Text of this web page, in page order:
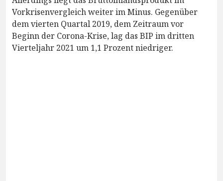
Vorkrisenvergleich weiter im Minus. Gegenüber
dem vierten Quartal 2019, dem Zeitraum vor
Beginn der Corona-Krise, lag das BIP im dritten
Vierteljahr 2021 um 1,1 Prozent niedriger.